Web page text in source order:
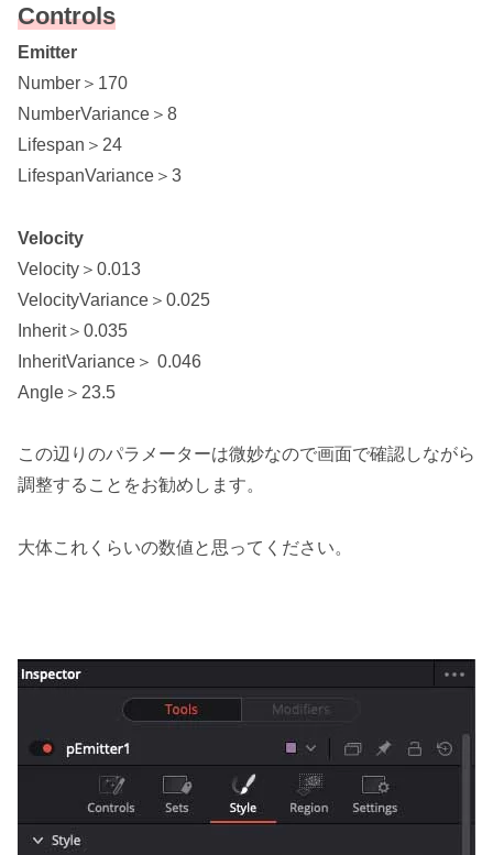
Controls
Emitter
Number＞170
NumberVariance＞8
Lifespan＞24
LifespanVariance＞3
Velocity
Velocity＞0.013
VelocityVariance＞0.025
Inherit＞0.035
InheritVariance＞ 0.046
Angle＞23.5
この辺りのパラメーターは微妙なので画面で確認しながら
調整することをお勧めします。
大体これくらいの数値と思ってください。